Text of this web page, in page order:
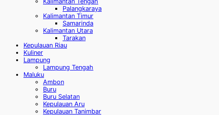
Palangkaraya
Kalimantan Timur
Samarinda
Kalimantan Utara
Tarakan
Kepulauan Riau
Kuliner
Lampung
Lampung Tengah
Maluku
Ambon
Buru
Buru Selatan
Kepulauan Aru
Kepulauan Tanimbar